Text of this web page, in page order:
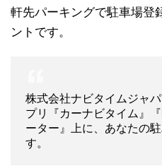
軒先パーキングで駐車場登
ントです。
株式会社ナビタイムジャ
プリ『カーナビタイム』
ーター』上に、あなたの
す。